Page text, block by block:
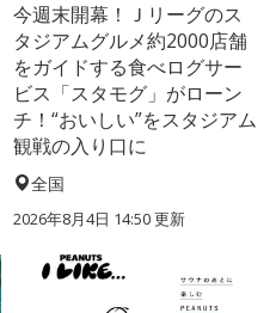
今週末開幕！Ｊリーグのス
タジアムグルメ約2000店舗
をガイドする食べログサー
ビス「スタモグ」がローン
チ！“おいしい”をスタジアム
観戦の入り口に
全国
2026年8月4日 14:50更新